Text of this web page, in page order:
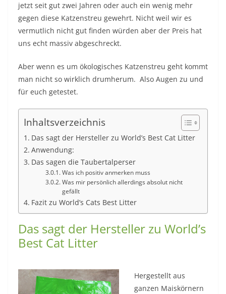
jetzt seit gut zwei Jahren oder auch ein wenig mehr
gegen diese Katzenstreu gewehrt. Nicht weil wir es
vermutlich nicht gut finden würden aber der Preis hat
uns echt massiv abgeschreckt.
Aber wenn es um ökologisches Katzenstreu geht kommt
man nicht so wirklich drumherum. Also Augen zu und
für euch getestet.
Inhaltsverzeichnis
Das sagt der Hersteller zu World’s Best Cat Litter
Anwendung:
Das sagen die Taubertalperser
Was ich positiv anmerken muss
Was mir persönlich allerdings absolut nicht
gefällt
Fazit zu World’s Cats Best Litter
Das sagt der Hersteller zu World’s
Best Cat Litter
Hergestellt aus
ganzen Maiskörnern